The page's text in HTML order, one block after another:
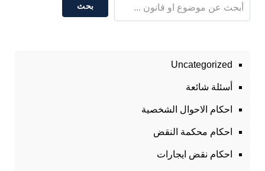
بحث
Uncategorized
أسئلة شائعة
احكام الاحوال الشخصية
احكام محكمة النقض
احكام نقض ايجارات